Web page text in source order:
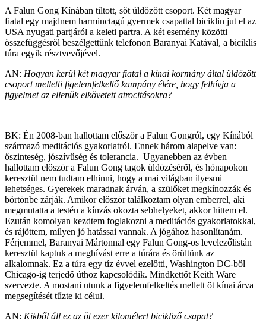
A Falun Gong Kínában tiltott, sőt üldözött csoport. Két magyar
fiatal egy majdnem harminctagú gyermek csapattal biciklin jut el az
USA nyugati partjáról a keleti partra. A két esemény közötti
összefüggésről beszélgettünk telefonon Baranyai Katával, a biciklis
túra egyik résztvevőjével.
AN: Hogyan kerül két magyar fiatal a kínai kormány által üldözött
csoport melletti figelemfelkeltő kampány élére, hogy felhívja a
figyelmet az ellenük elkövetett atrocitásokra?
BK: Én 2008-ban hallottam először a Falun Gongról, egy Kínából
származó meditációs gyakorlatról. Ennek három alapelve van:
őszinteség, jószívűség és tolerancia. Ugyanebben az évben
hallottam először a Falun Gong tagok üldözéséről, és hónapokon
keresztül nem tudtam elhinni, hogy a mai világban ilyesmi
lehetséges. Gyerekek maradnak árván, a szülőket megkínozzák és
börtönbe zárják. Amikor először találkoztam olyan emberrel, aki
megmutatta a testén a kínzás okozta sebhelyeket, akkor hittem el.
Ezután komolyan kezdtem foglakozni a meditációs gyakorlatokkal,
és rájöttem, milyen jó hatássai vannak. A jógához hasonlítanám.
Férjemmel, Baranyai Mártonnal egy Falun Gong-os levelezőlistán
keresztül kaptuk a meghívást erre a túrára és örültünk az
alkalomnak. Ez a túra egy tíz évvel ezelőtti, Washington DC-ből
Chicago-ig terjedő úthoz kapcsolódik. Mindkettőt Keith Ware
szervezte. A mostani utunk a figyelemfelkeltés mellett öt kínai árva
megsegítését tűzte ki célul.
AN: Kikből áll ez az öt ezer kilométert bicikliző csapat?